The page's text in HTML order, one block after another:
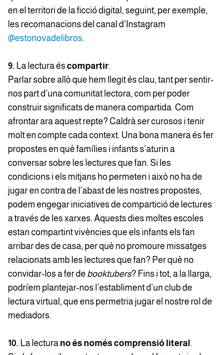
en el territori de la ficció digital, seguint, per exemple,
les recomanacions del canal d’Instagram
@estonovadelibros.
9. La lectura és compartir.
Parlar sobre allò que hem llegit és clau, tant per sentir-
nos part d’una comunitat lectora, com per poder
construir significats de manera compartida. Com
afrontar ara aquest repte? Caldrà ser curosos i tenir
molt en compte cada context. Una bona manera és fer
propostes en què famílies i infants s’aturin a
conversar sobre les lectures que fan. Si les
condicions i els mitjans ho permeten i això no ha de
jugar en contra de l’abast de les nostres propostes,
podem engegar iniciatives de compartició de lectures
a través de les xarxes. Aquests dies moltes escoles
estan compartint vivències que els infants els fan
arribar des de casa; per què no promoure missatges
relacionats amb les lectures que fan? Per què no
convidar-los a fer de booktubers? Fins i tot, a la llarga,
podríem plantejar-nos l’establiment d’un club de
lectura virtual, que ens permetria jugar el nostre rol de
mediadors.
10. La lectura no és noméscomprensió literal .